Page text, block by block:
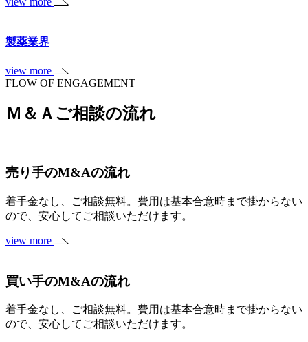
製薬業界
view more
FLOW OF ENGAGEMENT
Ｍ＆Ａご相談の流れ
売り手のM&Aの流れ
着手金なし、ご相談無料。費用は基本合意時まで掛からない
ので、安心してご相談いただけます。
view more
買い手のM&Aの流れ
着手金なし、ご相談無料。費用は基本合意時まで掛からない
ので、安心してご相談いただけます。